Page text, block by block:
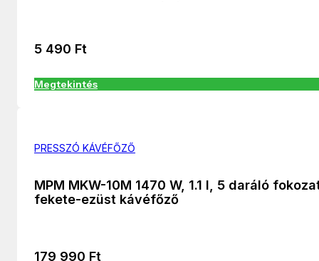
5 490 Ft
Megtekintés
PRESSZÓ KÁVÉFŐZŐ
MPM MKW-10M 1470 W, 1.1 l, 5 daráló
fekete-ezüst kávéfőző
179 990 Ft